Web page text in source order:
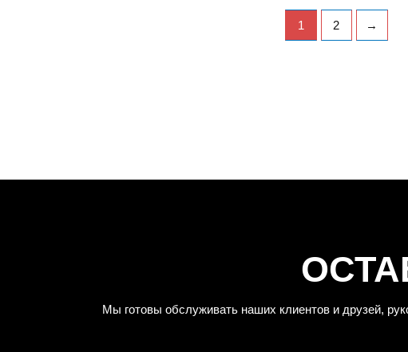
1 2 →
Мы готовы обслуживать наших клиентов и друзей,